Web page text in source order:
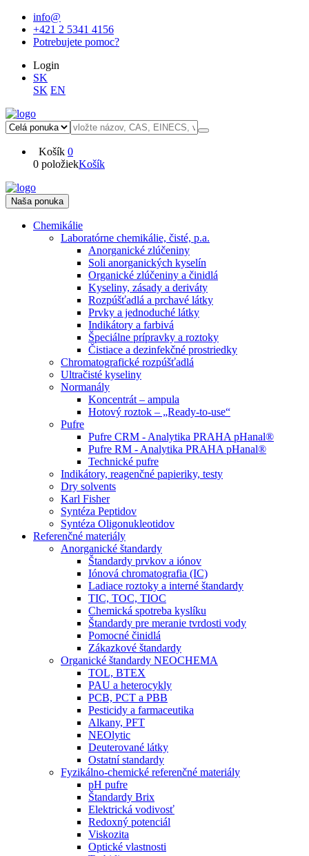
info@
+421 2 5341 4156
Potrebujete pomoc?
Login
SK
SK EN
Košík 0
0 položiekKošík
Naša ponuka
Chemikálie
Laboratórne chemikálie, čisté, p.a.
Anorganické zlúčeniny
Soli anorganických kyselín
Organické zlúčeniny a činidlá
Kyseliny, zásady a deriváty
Rozpúšťadlá a prchavé látky
Prvky a jednoduché látky
Indikátory a farbivá
Špeciálne prípravky a roztoky
Čistiace a dezinfekčné prostriedky
Chromatografické rozpúšťadlá
Ultračisté kyseliny
Normanály
Koncentrát – ampula
Hotový roztok – „Ready-to-use“
Pufre
Pufre CRM - Analytika PRAHA pHanal®
Pufre RM - Analytika PRAHA pHanal®
Technické pufre
Indikátory, reagenčné papieriky, testy
Dry solvents
Karl Fisher
Syntéza Peptidov
Syntéza Oligonukleotidov
Referenčné materiály
Anorganické štandardy
Štandardy prvkov a iónov
Iónová chromatografia (IC)
Ladiace roztoky a interné štandardy
TIC, TOC, TIOC
Chemická spotreba kyslíku
Štandardy pre meranie tvrdosti vody
Pomocné činidlá
Zákazkové štandardy
Organické štandardy NEOCHEMA
TOL, BTEX
PAU a heterocykly
PCB, PCT a PBB
Pesticidy a farmaceutika
Alkany, PFT
NEOlytic
Deuterované látky
Ostatní standardy
Fyzikálno-chemické referenčné materiály
pH pufre
Štandardy Brix
Elektrická vodivosť
Redoxný potenciál
Viskozita
Optické vlastnosti